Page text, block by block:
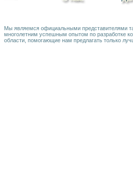
Мы являемся официальными представителями
многолетним успешным опытом по разработке
области, помогающие нам предлагать только